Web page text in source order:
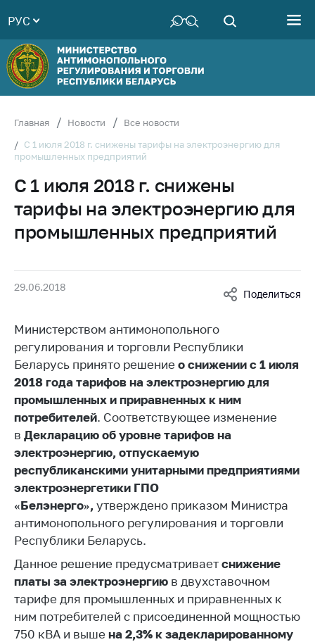
Руководство
Структура
Министерства
Территориальные
Законодательство
Антикоррупционная
деятельность
Общественно-
консультативный
Соискателям
Белорусская
универсальная
товарная биржа
Общественная
жизнь
Идеологическая
работа
Официальные
геральдические
символы
5 лет МАРТ
Деятельность
Ценовая политика
Антимонопольное
регулирование и
конкуренция
РУС
Главная Новости
Все новости
С 1 июля 2018 г. снижены тарифы на электроэнергию для
промышленных предприятий
С 1 июля 2018 г. снижены
тарифы на электроэнергию для
промышленных предприятий
29.06.2018
Поделиться
Министерством антимонопольного
регулирования и торговли Республики
Беларусь принято решение о снижении с 1 июля
2018 года тарифов на электроэнергию для
промышленных и приравненных к ним
потребителей. Соответствующее изменение
в Декларацию об уровне тарифов на
электроэнергию, отпускаемую
республиканскими унитарными предприятиями
электроэнергетики ГПО
«Белэнерго», утверждено приказом Министра
антимонопольного регулирования и торговли
Республики Беларусь.
Данное решение предусматриваетснижение
платы за электроэнергию в двухставочном
тарифе для промышленных и приравненных к
ним потребителей с присоединенной мощностью
750 кВА и выше на 2,3% к задекларированному